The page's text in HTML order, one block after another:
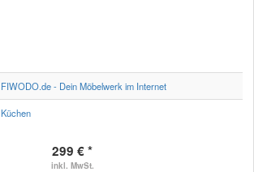
FIWODO.de - Dein Möbelwerk im Internet
Küchen
299 € *
inkl. MwSt.